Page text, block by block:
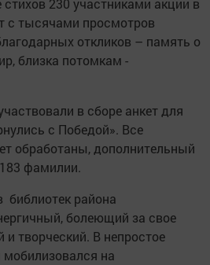
230 участниками акции в
с тысячами просмотров
откликов – память о
близка потомкам
в сборе анкет для
с Победой». Все
обработаны, ­дополнительный
фамилии.
библио­тек района
болеющий за свое
и творческий. В непростое
на